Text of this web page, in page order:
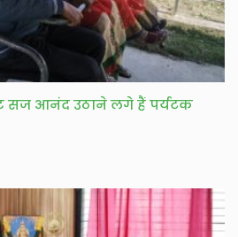
सज आनंद उठाने लगे हैं पर्यटक